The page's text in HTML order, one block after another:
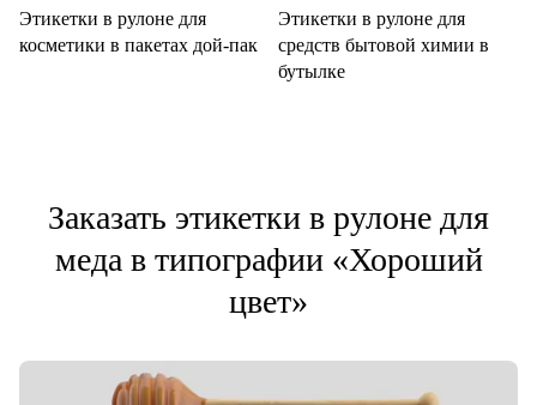
Этикетки в рулоне для
косметики в пакетах дой-пак
Этикетки в рулоне для
средств бытовой химии в
бутылке
Заказать этикетки в рулоне для
меда в типографии «Хороший
цвет»